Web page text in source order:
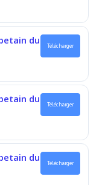
du
Télécharger
du
Télécharger
du
Télécharger